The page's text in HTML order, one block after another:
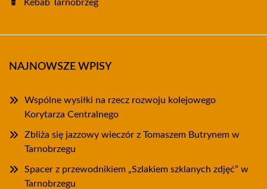
Kebab Tarnobrzeg
NAJNOWSZE WPISY
Wspólne wysiłki na rzecz rozwoju kolejowego
Korytarza Centralnego
Zbliża się jazzowy wieczór z Tomaszem Butrynem w
Tarnobrzegu
Spacer z przewodnikiem „Szlakiem szklanych zdjęć” w
Tarnobrzegu